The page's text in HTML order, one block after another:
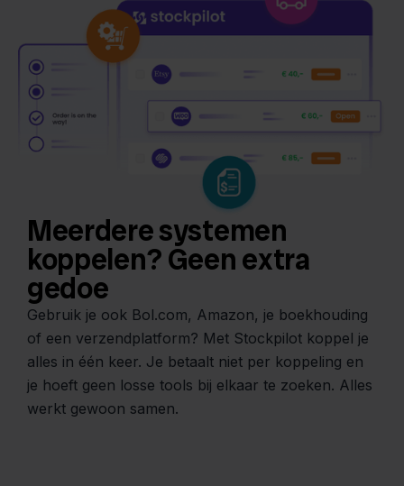
Meerdere systemen
koppelen? Geen extra
gedoe
Gebruik je ook Bol.com, Amazon, je boekhouding
of een verzendplatform? Met Stockpilot koppel je
alles in één keer. Je betaalt niet per koppeling en
je hoeft geen losse tools bij elkaar te zoeken. Alles
werkt gewoon samen.